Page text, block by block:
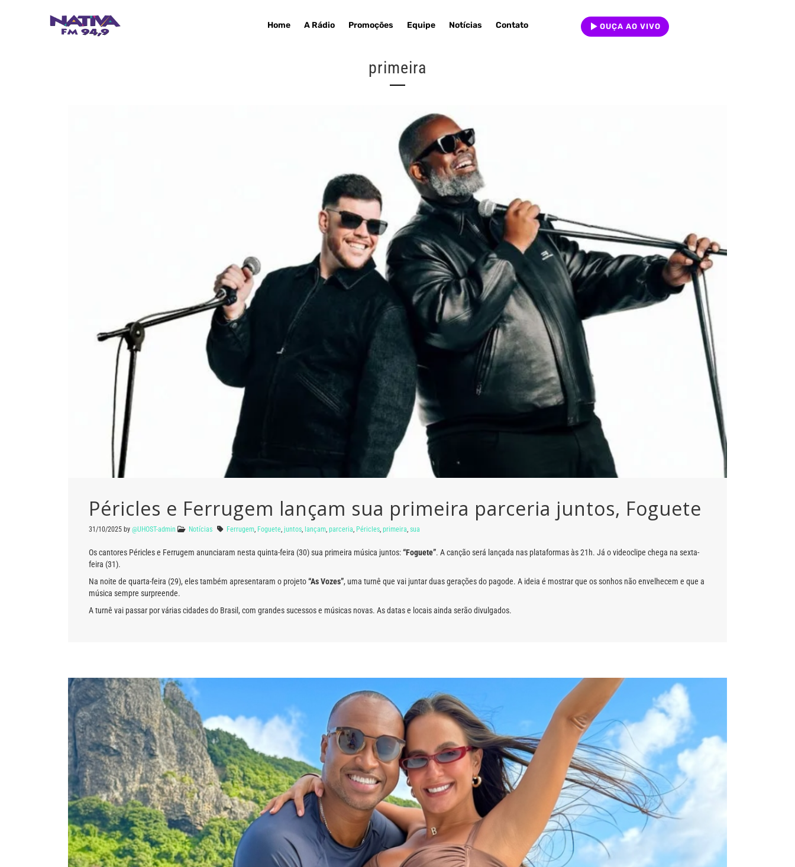
Home A Rádio Promoções Equipe Notícias Contato OUÇA AO VIVO
primeira
Péricles e Ferrugem lançam sua primeira parceria juntos, Foguete
31/10/2025 by @UHOST-admin Notícias Ferrugem Foguete juntos lançam parceria Péricles primeira sua
Os cantores Péricles e Ferrugem anunciaram nesta quinta-feira (30) sua primeira música juntos:“Foguete”. A canção será lançada nas plataformas às 21h. Já o videoclipe chega na sexta-
feira (31).
Na noite de quarta-feira (29), eles também apresentaram o projeto“As Vozes”, uma turnê que vai juntar duas gerações do pagode. A ideia é mostrar que os sonhos não envelhecem e que a
música sempre surpreende.
A turnê vai passar por várias cidades do Brasil, com grandes sucessos e músicas novas. As datas e locais ainda serão divulgados.